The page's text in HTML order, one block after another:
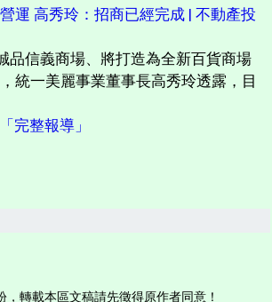
運 高秀玲：招商已經完成 | 不動產投
品信義商場、將打造為全新百貨商場
，統一美麗事業董事長高秀玲透露，目
完整報導」
，轉載本區文稿請先徵得原作者同意！